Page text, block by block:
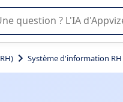
de Appvizer vous guide
Système d'information RH